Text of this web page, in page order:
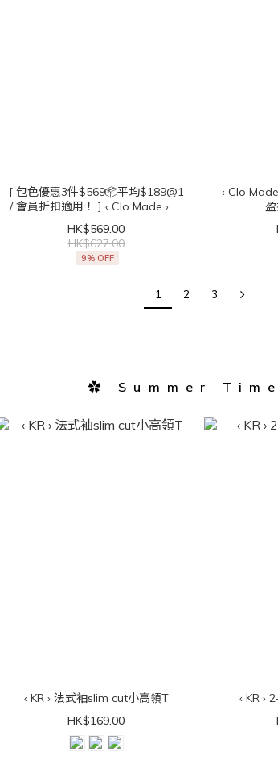
[ 包色優惠3件$569📦平均$189@1
/ 會員折扣適用！ ] ‹ Clo Made › 直
角肩get！法式立領無袖Top
HK$569.00
HK$627.00
9% OFF
‹ Clo Made › 任何場合適用✨超輕
1 2 3
✿ Summer
‹ KR › 法式袖slim cut小高領T
HK$169.00
‹ KR ›